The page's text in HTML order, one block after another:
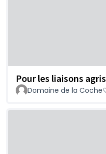
Pour les liaisons agris
Domaine de la Coche